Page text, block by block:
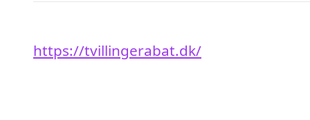
https://tvillingerabat.dk/